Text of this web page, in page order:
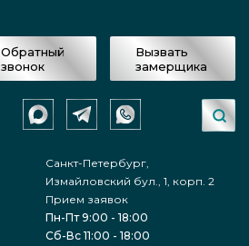
Обратный
звонок
Вызвать
замерщика
Санкт-Петербург,
Измайловский бул., 1, корп. 2
Прием заявок
Пн-Пт 9:00 - 18:00
Сб-Вс 11:00 - 18:00